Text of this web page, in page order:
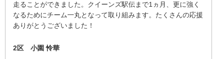
走ることができました。クイーンズ駅伝まで1ヵ月、更に強く
なるためにチーム一丸となって取り組みます。たくさんの応援
ありがとうございました！
2区 小園 怜華